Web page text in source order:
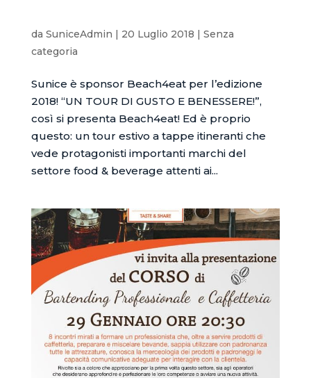
da SuniceAdmin 20 Luglio 2018
Senza
categoria
Sunice è sponsor Beach4eat per l’edizione
2018! “UN TOUR DI GUSTO E BENESSERE!”,
così si presenta Beach4eat! Ed è proprio
questo: un tour estivo a tappe itineranti che
vede protagonisti importanti marchi del
settore food & beverage attenti ai...